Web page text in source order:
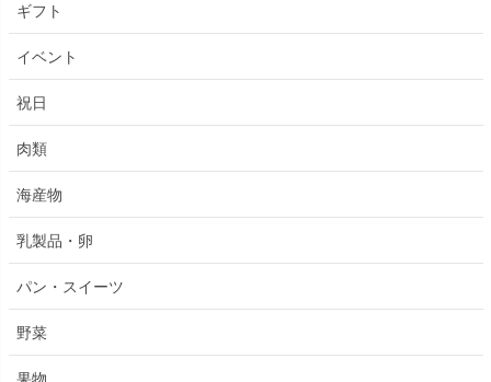
ギフト
イベント
祝日
肉類
海産物
乳製品・卵
パン・スイーツ
野菜
果物